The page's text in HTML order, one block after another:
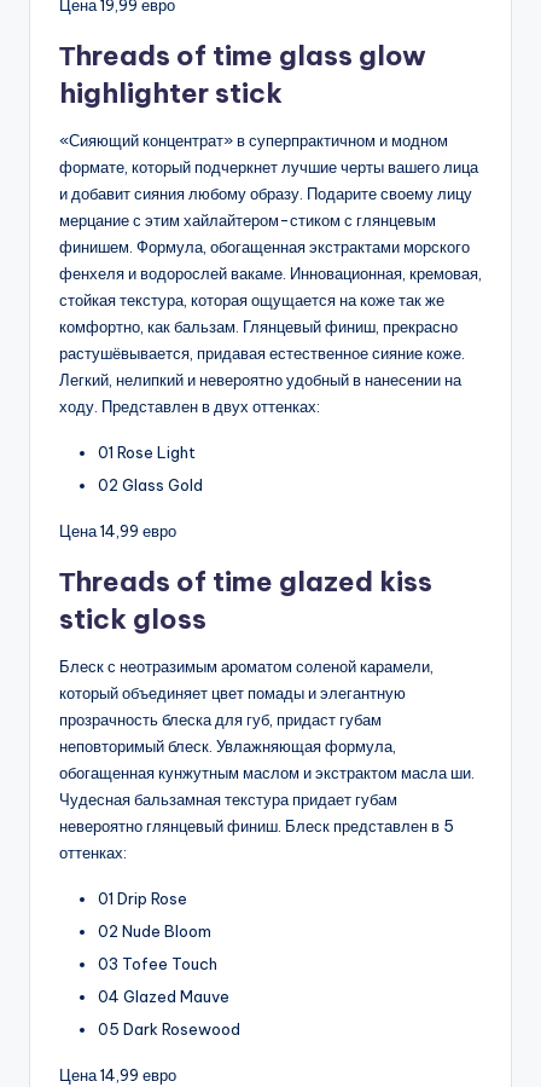
Цена 19,99 евро
Тhreads of time glass glow
highlighter stick
«Сияющий концентрат» в суперпрактичном и модном
формате, который подчеркнет лучшие черты вашего лица
и добавит сияния любому образу. Подарите своему лицу
мерцание с этим хайлайтером-стиком с глянцевым
финишем. Формула, обогащенная экстрактами морского
фенхеля и водорослей вакаме. Инновационная, кремовая,
стойкая текстура, которая ощущается на коже так же
комфортно, как бальзам. Глянцевый финиш, прекрасно
растушёвывается, придавая естественное сияние коже.
Легкий, нелипкий и невероятно удобный в нанесении на
ходу. Представлен в двух оттенках:
01 Rose Light
02 Glass Gold
Цена 14,99 евро
Тhreads of time glazed kiss
stick gloss
Блеск с неотразимым ароматом соленой карамели,
который объединяет цвет помады и элегантную
прозрачность блеска для губ, придаст губам
неповторимый блеск. Увлажняющая формула,
обогащенная кунжутным маслом и экстрактом масла ши.
Чудесная бальзамная текстура придает губам
невероятно глянцевый финиш. Блеск представлен в 5
оттенках:
01 Drip Rose
02 Nude Bloom
03 Tofee Touch
04 Glazed Mauve
05 Dark Rosewood
Цена 14,99 евро